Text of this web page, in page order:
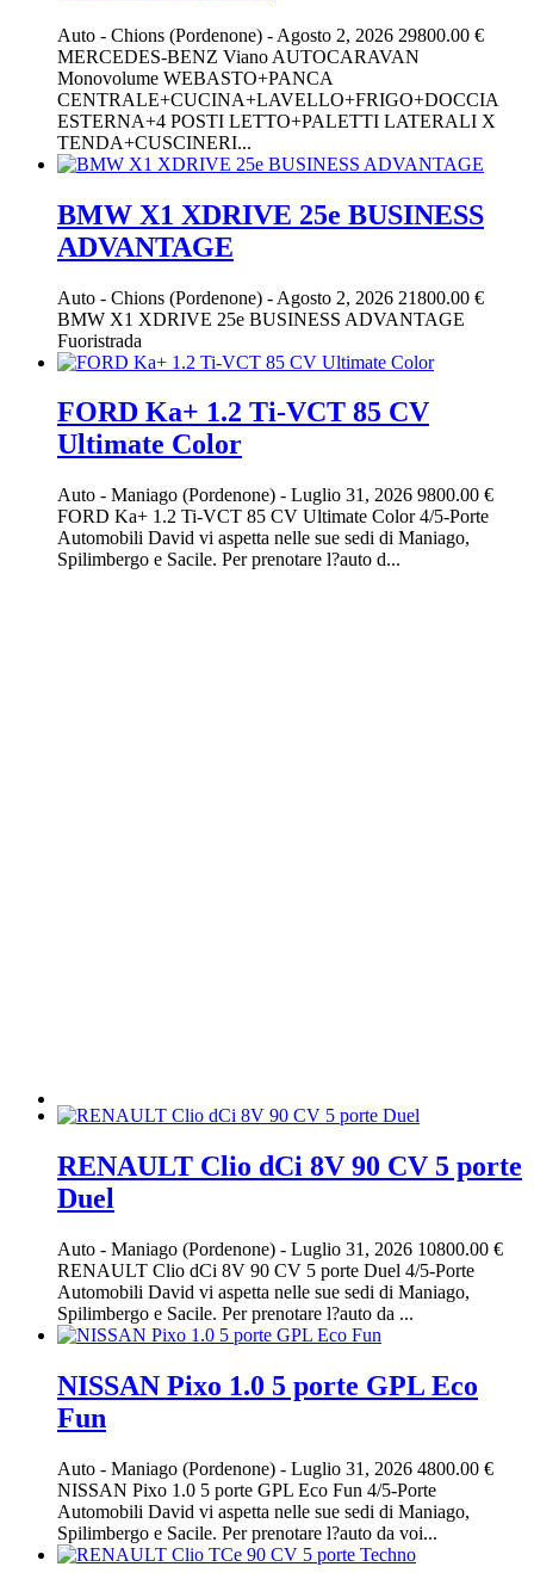
Auto - Chions (Pordenone) - Agosto 2, 2026 29800.00 €
MERCEDES-BENZ Viano AUTOCARAVAN
Monovolume WEBASTO+PANCA
CENTRALE+CUCINA+LAVELLO+FRIGO+DOCCIA
ESTERNA+4 POSTI LETTO+PALETTI LATERALI X
TENDA+CUSCINERI...
BMW X1 XDRIVE 25e BUSINESS
ADVANTAGE
Auto - Chions (Pordenone) - Agosto 2, 2026 21800.00 €
BMW X1 XDRIVE 25e BUSINESS ADVANTAGE
Fuoristrada
FORD Ka+ 1.2 Ti-VCT 85 CV
Ultimate Color
Auto - Maniago (Pordenone) - Luglio 31, 2026 9800.00 €
FORD Ka+ 1.2 Ti-VCT 85 CV Ultimate Color 4/5-Porte
Automobili David vi aspetta nelle sue sedi di Maniago,
Spilimbergo e Sacile. Per prenotare l?auto d...
RENAULT Clio dCi 8V 90 CV 5 porte
Duel
Auto - Maniago (Pordenone) - Luglio 31, 2026 10800.00 €
RENAULT Clio dCi 8V 90 CV 5 porte Duel 4/5-Porte
Automobili David vi aspetta nelle sue sedi di Maniago,
Spilimbergo e Sacile. Per prenotare l?auto da ...
NISSAN Pixo 1.0 5 porte GPL Eco
Fun
Auto - Maniago (Pordenone) - Luglio 31, 2026 4800.00 €
NISSAN Pixo 1.0 5 porte GPL Eco Fun 4/5-Porte
Automobili David vi aspetta nelle sue sedi di Maniago,
Spilimbergo e Sacile. Per prenotare l?auto da voi...